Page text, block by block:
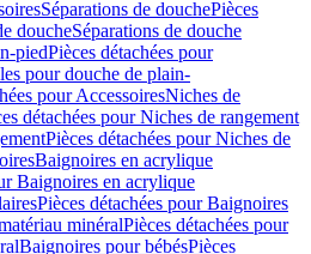
Séparations de douchePièces
doucheSéparations de douche
piedPièces détachées pour
pour douche de plain-
pour AccessoiresNiches de
détachées pour Niches de rangement
Pièces détachées pour Niches de
Baignoires en acrylique
Baignoires en acrylique
Pièces détachées pour Baignoires
minéralPièces détachées pour
Baignoires pour bébésPièces